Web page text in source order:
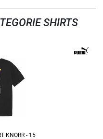
SHIRTS
KNORR - 15